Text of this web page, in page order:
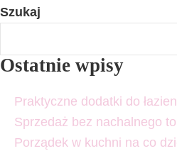
Szukaj
Ostatnie wpisy
Praktyczne dodatki do
Sprzedaż bez nachalnego
Porządek w kuchni na co